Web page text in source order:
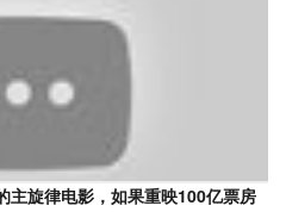
主旋律电影，如果重映100亿票房